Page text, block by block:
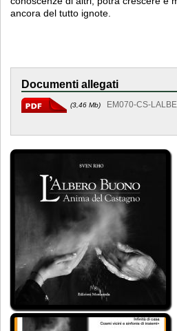
ancora del tutto ignote.
Documenti allegati
(3,46 Mb) EM070-CS-